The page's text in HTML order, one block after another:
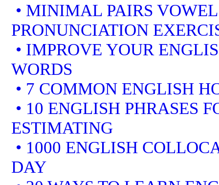
• MINIMAL PAIRS
PRONUNCIATION
• IMPROVE YOUR
WORDS
• 7 COMMON ENGLISH
• 10 ENGLISH PHRASES
ESTIMATING
• 1000 ENGLISH
DAY